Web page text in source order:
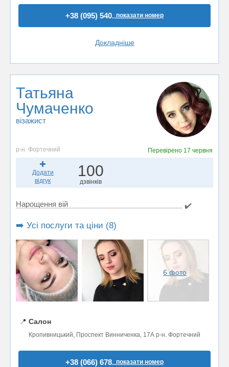
+38 (095) 540..показати номер
Докладніше
Татьяна
Чумаченко
візажист
р-н. Фортечний Перевірено 17 червня
Додати
відгук
100
дзвінків
Нарощення вій ✔️
➡️ Усі послуги та ціни (8)
6 фото
📍 Салон
Кропивницький, Проспект Винниченка, 17А р-н. Фортечний
+38 (066) 678..показати номер